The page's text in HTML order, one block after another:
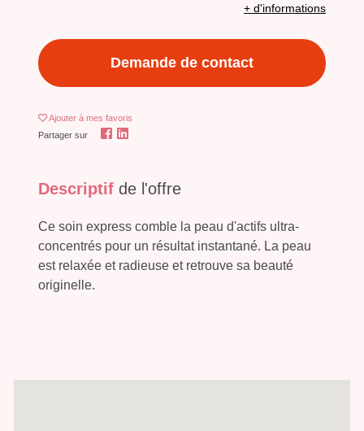
+ d'informations
Demande de contact
Ajouter à mes favoris
Partager sur
Descriptif de l'offre
Ce soin express comble la peau d'actifs ultra-
concentrés pour un résultat instantané. La peau
est relaxée et radieuse et retrouve sa beauté
originelle.